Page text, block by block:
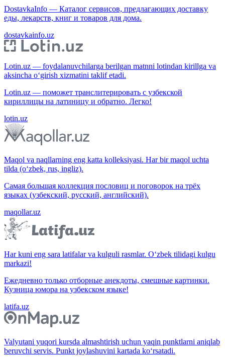
DostavkaInfo — Каталог сервисов, предлагающих доставку
еды, лекарств, книг и товаров для дома.
dostavkainfo.uz
Lotin.uz — foydalanuvchilarga berilgan matnni lotindan kirillga va
aksincha o‘girish xizmatini taklif etadi.
Lotin.uz — поможет транслитерировать с узбекской
кириллицы на латиницу и обратно. Легко!
lotin.uz
Maqol va naqllarning eng katta kolleksiyasi. Har bir maqol uchta
tilda (o‘zbek, rus, ingliz).
Самая большая коллекция пословиц и поговорок на трёх
языках (узбекский, русский, английский).
maqollar.uz
Har kuni eng sara latifalar va kulguli rasmlar. O‘zbek tilidagi kulgu
markazi!
Ежедневно только отборные анекдоты, смешные картинки.
Кузница юмора на узбекском языке!
latifa.uz
Valyutani yuqori kursda almashtirish uchun yaqin punktlarni aniqlab
beruvchi servis. Punkt joylashuvini kartada ko‘rsatadi.